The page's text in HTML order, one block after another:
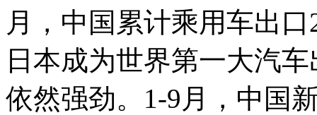
月，中国累计乘用车出
日本成为世界第一大汽
依然强劲。1-9月，中国